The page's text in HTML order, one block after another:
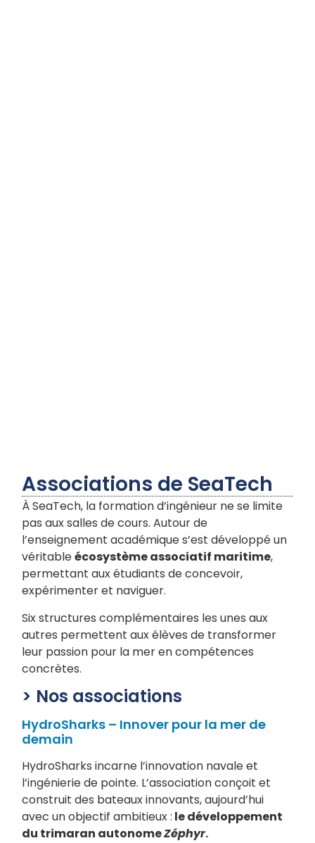
Associations de SeaTech
À SeaTech, la formation d’ingénieur ne se limite
pas aux salles de cours. Autour de
l’enseignement académique s’est développé un
véritableécosystème associatif maritime,
permettant aux étudiants de concevoir,
expérimenter et naviguer.
Six structures complémentaires les unes aux
autres permettent aux élèves de transformer
leur passion pour la mer en compétences
concrètes.
> Nos associations
HydroSharks – Innover pour la mer de
demain
HydroSharks incarne l’innovation navale et
l’ingénierie de pointe. L’association conçoit et
construit des bateaux innovants, aujourd’hui
avec un objectif ambitieux : le développement
du trimaran autonomeZéphyr.